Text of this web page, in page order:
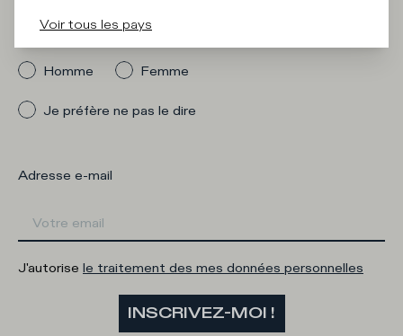
Homme
Femme
Je préfère ne pas le dire
Adresse e-mail
J'autorise le traitement des mes données personnelles
INSCRIVEZ-MOI !
Voir tous les pays